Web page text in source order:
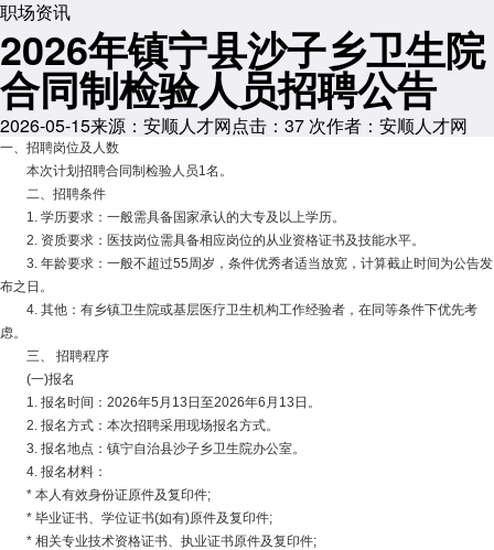
职场资讯
2026年镇宁县沙子乡卫生院
合同制检验人员招聘公告
2026-05-15来源：安顺人才网点击： 37 次作者：安顺人才网
一、招聘岗位及人数
本次计划招聘合同制检验人员1名。
二、招聘条件
1. 学历要求：一般需具备国家承认的大专及以上学历。
2. 资质要求：医技岗位需具备相应岗位的从业资格证书及技能水平。
3. 年龄要求：一般不超过55周岁，条件优秀者适当放宽，计算截止时间为公告发
布之日。
4. 其他：有乡镇卫生院或基层医疗卫生机构工作经验者，在同等条件下优先考
虑。
三、 招聘程序
(一)报名
1. 报名时间：2026年5月13日至2026年6月13日。
2. 报名方式：本次招聘采用现场报名方式。
3. 报名地点：镇宁自治县沙子乡卫生院办公室。
4. 报名材料：
* 本人有效身份证原件及复印件;
* 毕业证书、学位证书(如有)原件及复印件;
* 相关专业技术资格证书、执业证书原件及复印件;